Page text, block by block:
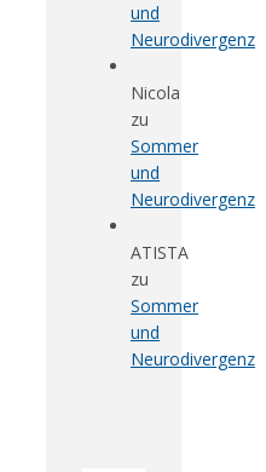
und
Neurodivergenz
Nicola
zu
Sommer
und
Neurodivergenz
ATISTA
zu
Sommer
und
Neurodivergenz